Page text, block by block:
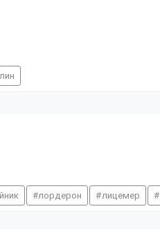
лордерон лицемер